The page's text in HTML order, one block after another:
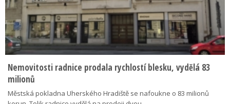
Nemovitosti radnice prodala rychlostí blesku, vydělá 83
milionů
Městská pokladna Uherského Hradiště se nafoukne o 83 milionů